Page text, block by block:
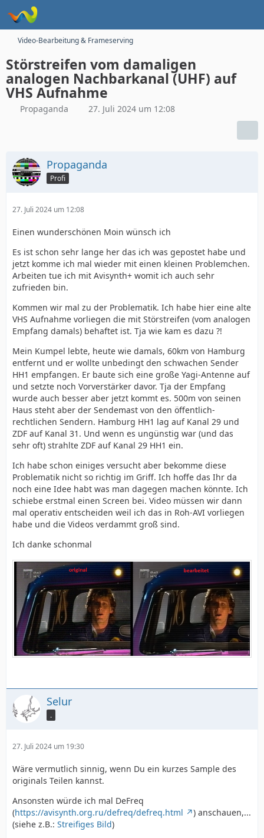
Video-Bearbeitung & Frameserving
Störstreifen vom damaligen
analogen Nachbarkanal (UHF) auf
VHS Aufnahme
Propaganda 27. Juli 2024 um 12:08
Propaganda
Profi
27. Juli 2024 um 12:08
Einen wunderschönen Moin wünsch ich
Es ist schon sehr lange her das ich was gepostet habe und
jetzt komme ich mal wieder mit einen kleinen Problemchen.
Arbeiten tue ich mit Avisynth+ womit ich auch sehr
zufrieden bin.
Kommen wir mal zu der Problematik. Ich habe hier eine alte
VHS Aufnahme vorliegen die mit Störstreifen (vom analogen
Empfang damals) behaftet ist. Tja wie kam es dazu ?!
Mein Kumpel lebte, heute wie damals, 60km von Hamburg
entfernt und er wollte unbedingt den schwachen Sender
HH1 empfangen. Er baute sich eine große Yagi-Antenne auf
und setzte noch Vorverstärker davor. Tja der Empfang
wurde auch besser aber jetzt kommt es. 500m von seinen
Haus steht aber der Sendemast von den öffentlich-
rechtlichen Sendern. Hamburg HH1 lag auf Kanal 29 und
ZDF auf Kanal 31. Und wenn es ungünstig war (und das
sehr oft) strahlte ZDF auf Kanal 29 HH1 ein.
Ich habe schon einiges versucht aber bekomme diese
Problematik nicht so richtig im Griff. Ich hoffe das Ihr da
noch eine Idee habt was man dagegen machen könnte. Ich
schiebe erstmal einen Screen bei. Video müssen wir dann
mal operativ entscheiden weil ich das in Roh-AVI vorliegen
habe und die Videos verdammt groß sind.
Ich danke schonmal
Selur
.
27. Juli 2024 um 19:30
Wäre vermutlich sinnig, wenn Du ein kurzes Sample des
originals Teilen kannst.
Ansonsten würde ich mal DeFreq
(https://avisynth.org.ru/defreq/defreq.html
) anschauen,...
(siehe z.B.: Streifiges Bild)